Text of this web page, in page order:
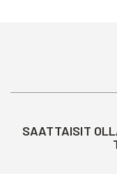
SAATTAISIT